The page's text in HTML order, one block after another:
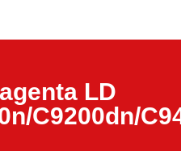
LD
C9200dn/